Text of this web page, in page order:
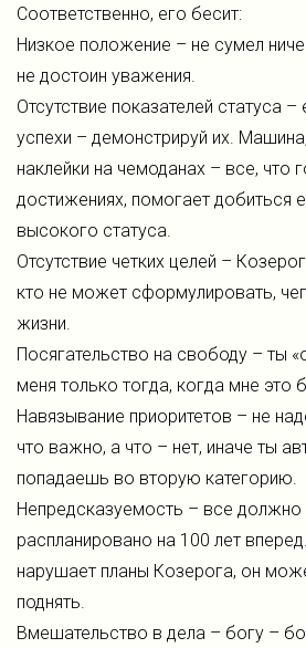
Соответственно, его бесит:
Низкое положение – не сумел
не достоин уважения.
Отсутствие показателей статуса
успехи – демонстрируй их.
наклейки на чемоданах – все, что
достижениях, помогает добиться
высокого статуса.
Отсутствие четких целей –
кто не может сформулировать,
жизни.
Посягательство на свободу – ты
меня только тогда, когда мне это
Навязывание приоритетов – не
что важно, а что – нет, иначе ты
попадаешь во вторую категорию.
Непредсказуемость – все должно
распланировано на 100 лет
нарушает планы Козерога, он
поднять.
Вмешательство в дела – богу –